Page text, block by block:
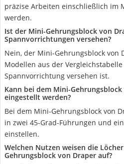
präzise Arbeiten einschließlich im
werden.
Ist der Mini-Gehrungsblock von
Spannvorrichtungen versehen?
Nein, der Mini-Gehrungsblock von
Modellen aus der
Spannvorrichtung versehen ist.
Kann bei dem Mini-
eingestellt werden?
Bei dem Mini-Gehrungsblock von
in zwei 45-Grad-Führungen und
einstellen.
Welchen Nutzen weisen die
Gehrungsblock von Draper auf?